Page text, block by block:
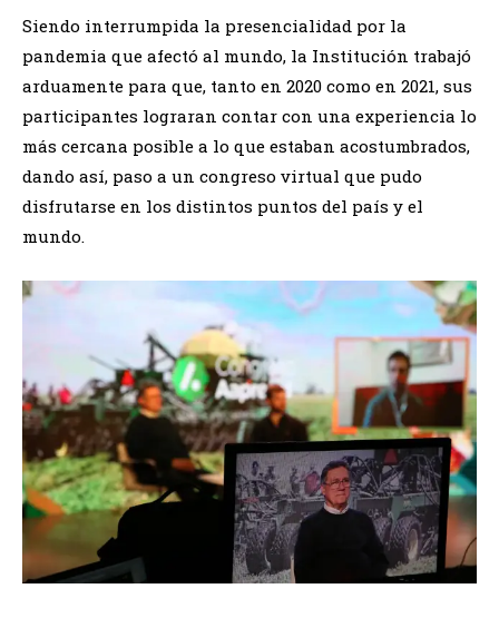
Siendo interrumpida la presencialidad por la
pandemia que afectó al mundo, la Institución trabajó
arduamente para que, tanto en 2020 como en 2021, sus
participantes lograran contar con una experiencia lo
más cercana posible a lo que estaban acostumbrados,
dando así, paso a un congreso virtual que pudo
disfrutarse en los distintos puntos del país y el
mundo.